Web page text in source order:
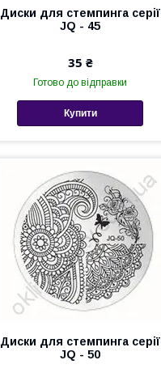
Диски для стемпинга серії
JQ - 45
35 ₴
Готово до відправки
Купити
Диски для стемпинга серії
JQ - 50